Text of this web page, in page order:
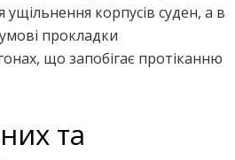
корпусів суден, а в
прокладки
що запобігає протіканню
та